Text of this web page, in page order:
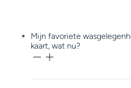
Mijn favoriete
kaart, wat nu?